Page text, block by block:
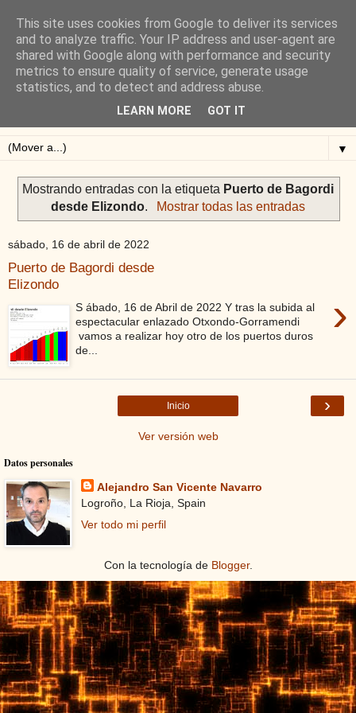
Blog de Alejandro San
Vicente
Blog sobre ciclismo: perfiles y altimetrías.
▼
Mostrando entradas con la etiqueta Puerto de Bagordi
desde Elizondo. Mostrar todas las entradas
sábado, 16 de abril de 2022
Puerto de Bagordi desde
Elizondo
›
S ábado, 16 de Abril de 2022 Y tras la subida al
espectacular enlazado Otxondo-Gorramendi
vamos a realizar hoy otro de los puertos duros
de...
›
Inicio
Ver versión web
Datos personales
Alejandro San Vicente Navarro
Logroño, La Rioja, Spain
Ver todo mi perfil
Con la tecnología de Blogger.
This site uses cookies from Google to deliver its services
and to analyze traffic. Your IP address and user-agent are
shared with Google along with performance and security
metrics to ensure quality of service, generate usage
statistics, and to detect and address abuse.
LEARN MORE GOT IT